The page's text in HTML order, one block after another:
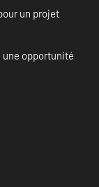
un projet
une opportunité